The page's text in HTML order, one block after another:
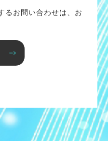
るお問い合わせは、お